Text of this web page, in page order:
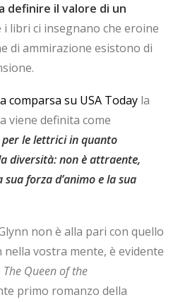
definire il valore di un
i libri ci insegnano che eroine
di ammirazione esistono di
comparsa su USA Today la
viene definita come
per le lettrici in quanto
diversità: non è attraente,
forza d’animo e la sua
non è alla pari con quello
nella vostra mente, è evidente
The Queen of the
primo romanzo della